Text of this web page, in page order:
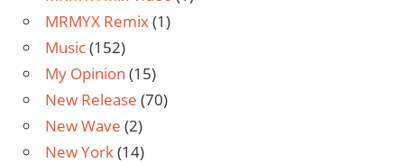
MRMYX Remix(1)
Music(152)
My Opinion (15)
New Release (70)
New Wave (2)
New York(14)